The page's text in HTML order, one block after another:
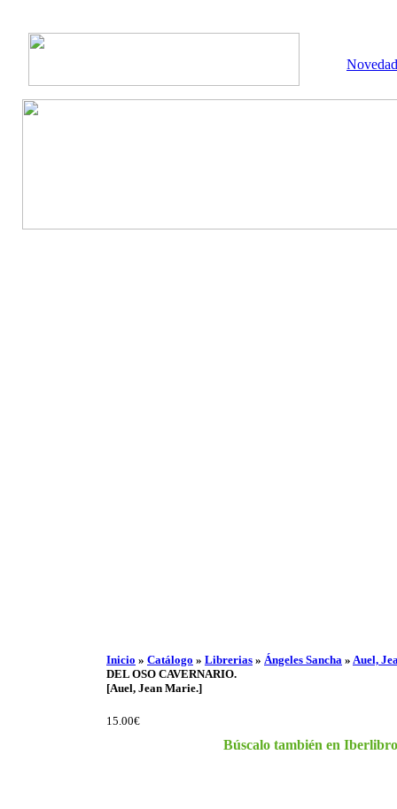
Inicio » Catálogo » Librerias » Ángeles Sancha » Auel,
DEL OSO CAVERNARIO.
[Auel, Jean Marie.]
15.00€
Búscalo también en